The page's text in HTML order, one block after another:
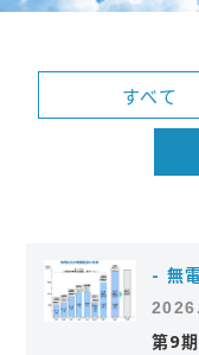
すべて
- 無
第9